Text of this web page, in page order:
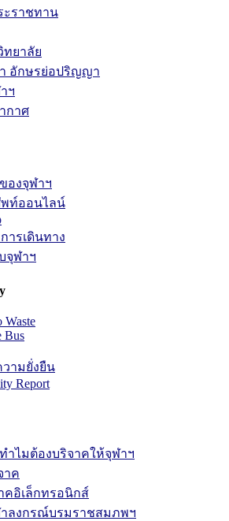
ะราชทาน
ทยาลัย
อักษรย่อปริญญา
ฯ
กาศ
องจุฬาฯ
ท์ออนไลน์
ารเดินทาง
จุฬาฯ
Waste
Bus
ามยั่งยืน
Report
ำไมต้องบริจาคให้จุฬาฯ
าค
คอิเล็กทรอนิกส์
ลงกรณ์บรมราชสมภพฯ